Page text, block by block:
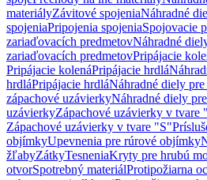
materiályZávitové spojeniaNáhradné
spojeniaPripojenia spojeniaSpojovacie
zariaďovacích predmetovNáhradné
zariaďovacích predmetovPripájacie
Pripájacie kolenáPripájacie hrdlá
hrdláPripájacie hrdláNáhradné diely
zápachové uzávierkyNáhradné diely
uzávierkyZápachové uzávierky v tvare
Zápachové uzávierky v tvare "S"
objímkyUpevnenia pre rúrové objímky
žľabyZátkyTesneniaKryty pre hrubú
otvorSpotrebný materiálProtipožiarna